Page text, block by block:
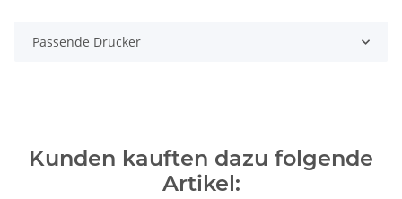
Passende Drucker
Kunden kauften dazu folgende
Artikel: